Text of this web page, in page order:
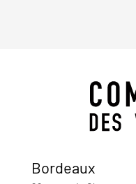
Bordeaux